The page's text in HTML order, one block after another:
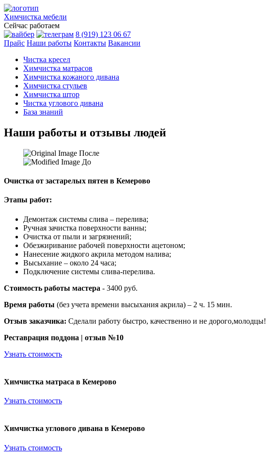
Химчистка мебели
Сейчас работаем
8 (919) 123 06 67
Прайс Наши работы Контакты Вакансии
Чистка кресел
Химчистка матрасов
Химчистка кожаного дивана
Химчистка стульев
Химчистка штор
Чистка углового дивана
База знаний
Наши работы и отзывы людей
После
До
Очистка от застарелых пятен в Кемерово
Этапы работ:
Демонтаж системы слива – перелива;
Ручная зачистка поверхности ванны;
Очистка от пыли и загрязнений;
Обезжиривание рабочей поверхности ацетоном;
Нанесение жидкого акрила методом налива;
Высыхание – около 24 часа;
Подключение системы слива-перелива.
Стоимость работы мастера - 3400 руб.
Время работы (без учета времени высыхания акрила) – 2 ч. 15 мин.
Отзыв заказчика: Сделали работу быстро, качественно и не дорого,молодцы!
Реставрация поддона | отзыв №10
Узнать стоимость
Химчистка матраса в Кемерово
Узнать стоимость
Химчистка углового дивана в Кемерово
Узнать стоимость